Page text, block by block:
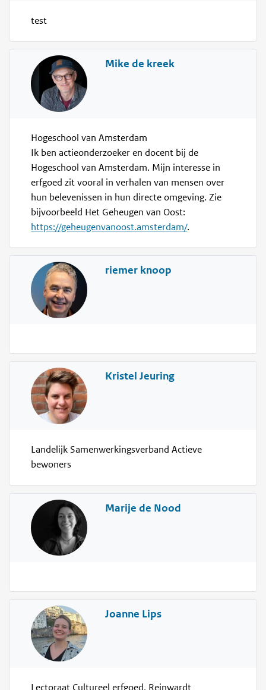
test
Mike de kreek
Hogeschool van Amsterdam
Ik ben actieonderzoeker en docent bij de
Hogeschool van Amsterdam. Mijn interesse in
erfgoed zit vooral in verhalen van mensen over
hun belevenissen in hun directe omgeving. Zie
bijvoorbeeld Het Geheugen van Oost:
https://geheugenvanoost.amsterdam/.
riemer knoop
Kristel Jeuring
Landelijk Samenwerkingsverband Actieve
bewoners
Marije de Nood
Joanne Lips
Lectoraat Cultureel erfgoed, Reinwardt